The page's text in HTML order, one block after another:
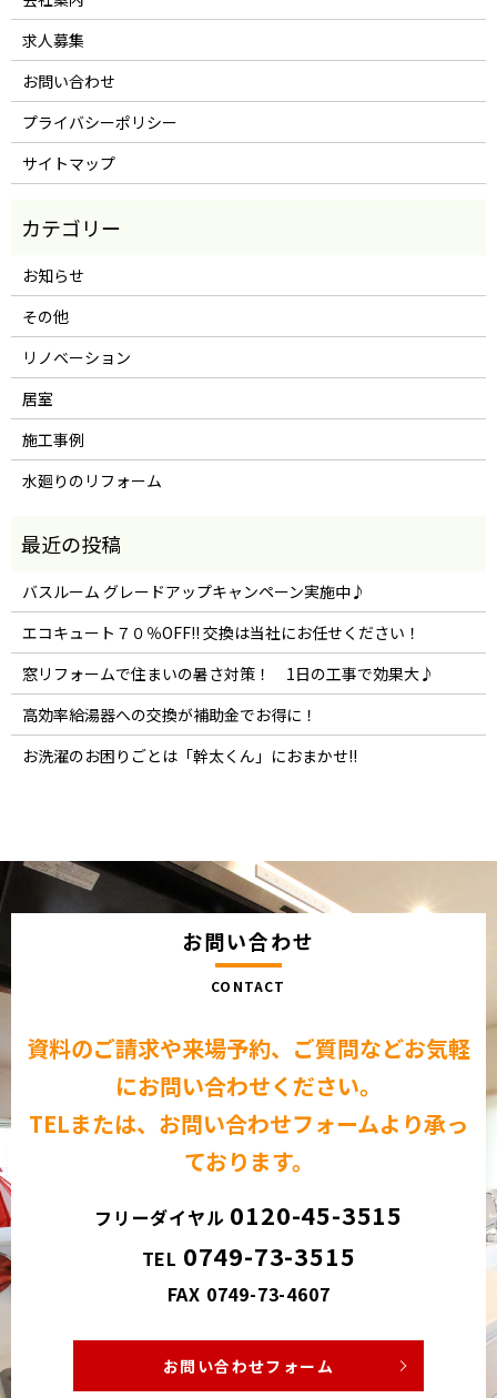
求人募集
お問い合わせ
プライバシーポリシー
サイトマップ
お知らせ
その他
リノベーション
居室
施工事例
水廻りのリフォーム
バスルーム グレードアップキャンペーン実施中♪
エコキュート７０％OFF!! 交換は当社にお任せください！
窓リフォームで住まいの暑さ対策！ 1日の工事で効果大♪
高効率給湯器への交換が補助金でお得に！
お洗濯のお困りごとは「幹太くん」におまかせ!!
お問い合わせ
CONTACT
資料のご請求や来場予約、ご質問などお気軽
にお問い合わせください。
TELまたは、お問い合わせフォームより承っ
ております。
フリーダイヤル 0120-45-3515
TEL 0749-73-3515
FAX 0749-73-4607
お問い合わせフォーム